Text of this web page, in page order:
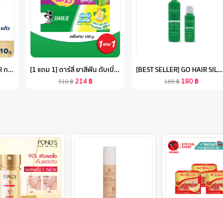
[แพคสุดคุ้ม] GLUCERNA SR กลูเซอนา เอสอาร์ กลิ่นวานิลลา แบบถุงเติม 1,110G 2 กล่อง สำหรับผู้ป่วยเบาหวาน [1 แถม 1] ดาร์ลี่ ยาสีฟัน ดับเบิ้ล แอ็คชั่น 150 กรัม [แพ็ค 3] รวม 2 กล่อง
310฿214฿
[BEST SELLER] GO HAIR SILKY SEAWEED NUTRIENTS โกแฮร์สีเขียว อาหารผม สาหร่ายทะเล สำหรับผมเส้นใหญ่ ผมเสีย ป้องกันความร้อน 220 องศา (มี 2 ขนาด)
189฿ 180฿